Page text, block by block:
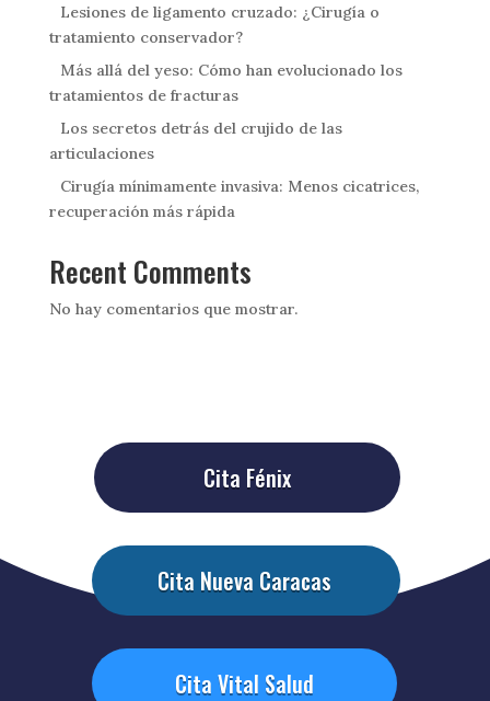
Lesiones de ligamento cruzado: ¿Cirugía o
tratamiento conservador?
Más allá del yeso: Cómo han evolucionado los
tratamientos de fracturas
Los secretos detrás del crujido de las
articulaciones
Cirugía mínimamente invasiva: Menos cicatrices,
recuperación más rápida
Recent Comments
No hay comentarios que mostrar.
Cita Fénix
Cita Nueva Caracas
Cita Vital Salud